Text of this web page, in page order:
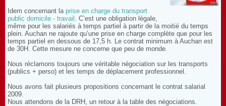
Idem concernant la prise en charge du transport
public domicile - travail . C’est une obligation légale,
même pour les salariés à temps partiel à partir de la moitié du temps
plein. Auchan ne rajoute qu’une prise en charge complète que pour les
temps partiel en dessous de 17,5 h. Le contrat minimum à Auchan est
de 30H. Cette mesure ne concerne que peu de monde.
Nous réclamons toujours une véritable négociation sur les transports
(publics + perso) et les temps de déplacement professionnel.
Nous avons fait plusieurs propositions concernant le contrat salarial
2009.
Nous attendons de la DRH, un retour à la table des négociations.